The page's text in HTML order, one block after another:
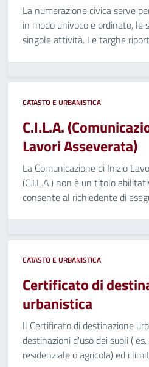
La numerazione civica serve
in modo univoco e ordinato, le
singole attività. Le targhe
CATASTO E URBANISTICA
C.I.L.A.
Lavori Asseverata)
La Comunicazione di Inizio
(C.I.L.A.) non è un titolo
consente al richiedente di
CATASTO E URBANISTICA
Certificato di
urbanistica
Il Certificato di destinazione
destinazioni d'uso dei suoli (
residenziale o agricola) ed i